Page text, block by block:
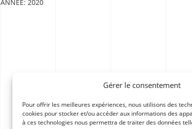
Gérer le consentement
Pour offrir les meilleures expériences, nous utilisons des
cookies pour stocker et/ou accéder aux informations des
à ces technologies nous permettra de traiter des données
ANNÉE: 2020